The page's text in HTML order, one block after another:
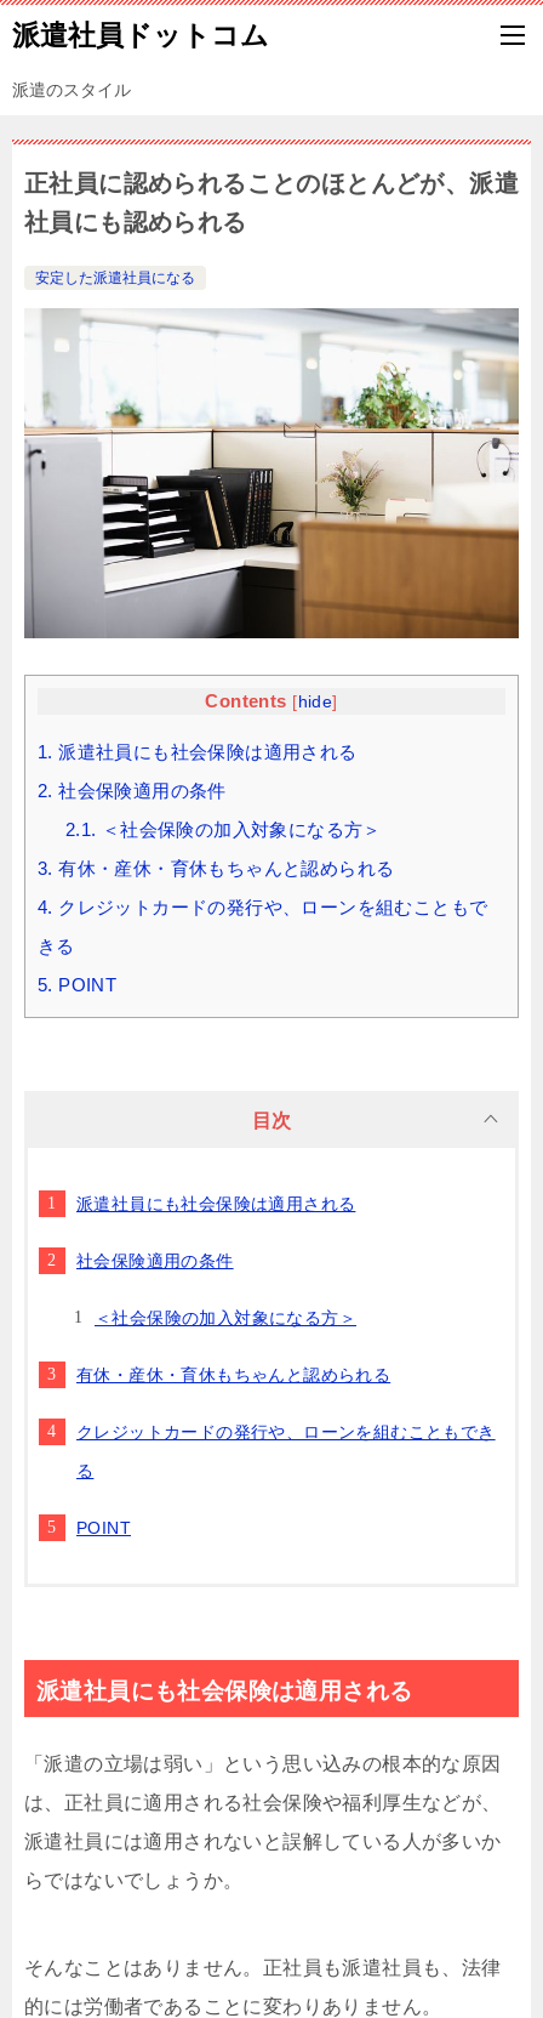
派遣社員ドットコム
派遣のスタイル
正社員に認められることのほとんどが、派遣
社員にも認められる
安定した派遣社員になる
Contents [ hide]
1. 派遣社員にも社会保険は適用される
2. 社会保険適用の条件
2.1. ＜社会保険の加入対象になる方＞
3. 有休・産休・育休もちゃんと認められる
4. クレジットカードの発行や、ローンを組むこともで
きる
5. POINT
目次
派遣社員にも社会保険は適用される
社会保険適用の条件
＜社会保険の加入対象になる方＞
有休・産休・育休もちゃんと認められる
クレジットカードの発行や、ローンを組むこともでき
る
POINT
派遣社員にも社会保険は適用される
「派遣の立場は弱い」という思い込みの根本的な原因
は、正社員に適用される社会保険や福利厚生などが、
派遣社員には適用されないと誤解している人が多いか
らではないでしょうか。
そんなことはありません。正社員も派遣社員も、法律
的には労働者であることに変わりありません。